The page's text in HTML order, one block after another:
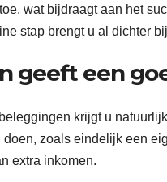
wat bijdraagt aan het
stap brengt u al dichter
geeft een
krijgt u
doen, zoals eindelijk een
extra inkomen.